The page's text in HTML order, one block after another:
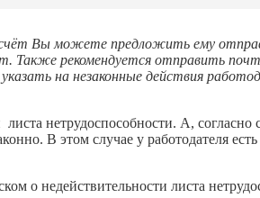
Вы можете предложить ему
Также рекомендуется отправить
на незаконные действия
нетрудоспособности. А, согласно
В этом случае у работодателя есть
о недействительности листа